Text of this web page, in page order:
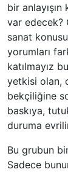
bir
var edecek?
sanat
yorumları
katılmayız
yetkisi olan,
bekçiliğine
baskıya,
duruma
Bu grubun
Sadece